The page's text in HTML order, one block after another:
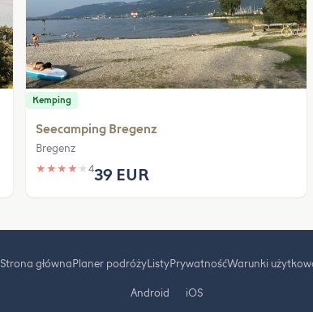
Kemping
Seecamping Bregenz
Bregenz
★ ★ ★ ★ ★439 EUR
Strona główna Planer podróżyListyPrywatnośćWarunki
Android iOS